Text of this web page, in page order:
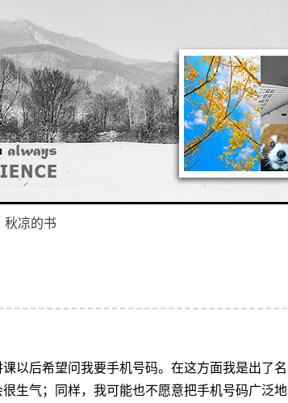
秋凉的书
以后希望问我要手机号码。在这方面我是出了名
生气；同样，我可能也不愿意把手机号码广泛地